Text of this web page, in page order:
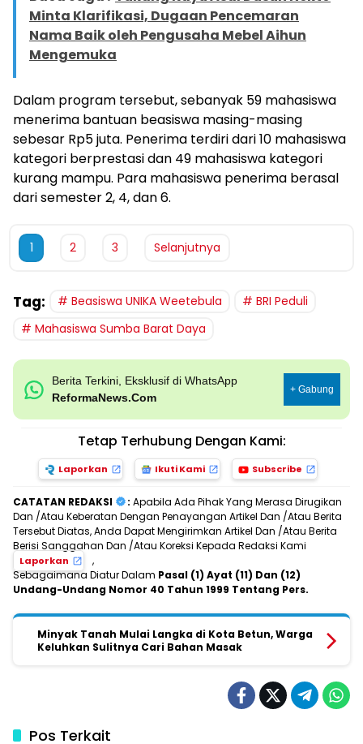
Minta Klarifikasi, Dugaan Pencemaran
Nama Baik oleh Pengusaha Mebel Aihun
Mengemuka
Dalam program tersebut, sebanyak 59 mahasiswa
menerima bantuan beasiswa masing-masing
sebesar Rp5 juta. Penerima terdiri dari 10 mahasiswa
kategori berprestasi dan 49 mahasiswa kategori
kurang mampu. Para mahasiswa penerima berasal
dari semester 2, 4, dan 6.
1 2 3 Selanjutnya
Tag: Beasiswa UNIKA Weetebula
BRI Peduli
Mahasiswa Sumba Barat Daya
Berita Terkini, Eksklusif di WhatsApp
ReformaNews.Com
+ Gabung
Tetap Terhubung Dengan Kami:
Laporkan Ikuti Kami Subscribe
CATATAN REDAKSI : Apabila Ada Pihak Yang Merasa Dirugikan
Dan /Atau Keberatan Dengan Penayangan Artikel Dan /Atau Berita
Tersebut Diatas, Anda Dapat Mengirimkan Artikel Dan /Atau Berita
Berisi Sanggahan Dan /Atau Koreksi Kepada Redaksi Kami
Laporkan
,
Sebagaimana Diatur Dalam Pasal (1) Ayat (11) Dan (12)
Undang-Undang Nomor 40 Tahun 1999 Tentang Pers.
Minyak Tanah Mulai Langka di Kota Betun, Warga
Keluhkan Sulitnya Cari Bahan Masak
Pos Terkait